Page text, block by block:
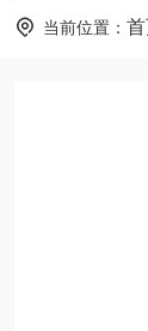
当前位置：